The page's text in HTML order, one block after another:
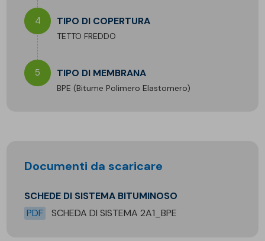
4 TIPO DI COPERTURA
TETTO FREDDO
5 TIPO DI MEMBRANA
BPE (Bitume Polimero Elastomero)
Documenti da scaricare
SCHEDE DI SISTEMA BITUMINOSO
PDF
SCHEDA DI SISTEMA 2A1_BPE